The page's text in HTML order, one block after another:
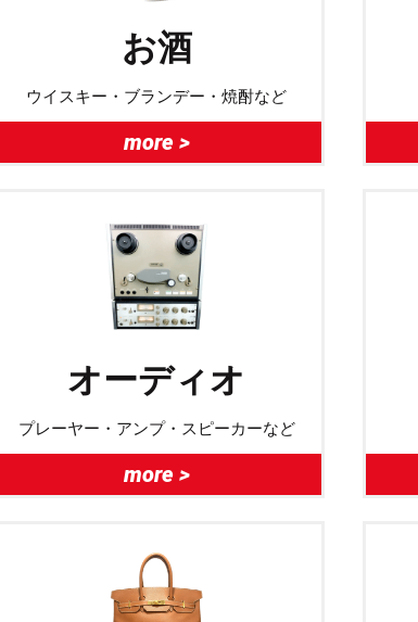
お酒
ウイスキー・ブランデー・焼酎など
more >
オーディオ
プレーヤー・アンプ・スピーカーなど
more >